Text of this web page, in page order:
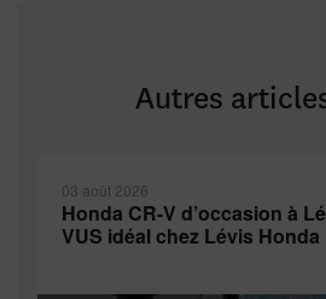
Autres
03 août 2026
Honda CR-V d’occasion à
VUS idéal chez Lévis Honda